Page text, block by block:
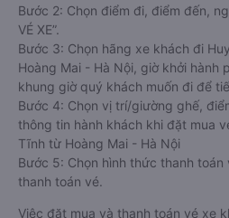
Bước 2: Chọn điểm đi, điểm đến,
VÉ XE”.
Bước 3: Chọn hãng xe khách đi
Hoàng Mai - Hà Nội, giờ khởi hành
khung giờ quý khách muốn đi để
Bước 4: Chọn vị trí/giường ghế,
thông tin hành khách khi đặt mua
Tĩnh từ Hoàng Mai - Hà Nội
Bước 5: Chọn hình thức thanh
thanh toán vé.
Việc đặt mua và thanh toán vé xe